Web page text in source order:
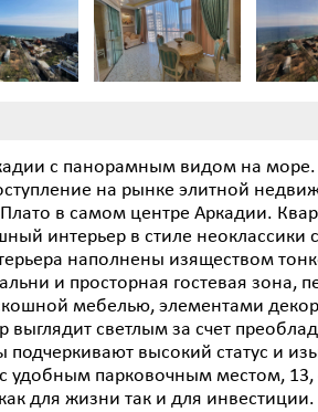
с панорамным видом на
на рынке элитной
в самом центре Аркадии.
интерьер в стиле неоклассики
наполнены изяществом
и просторная гостевая зона,
мебелью, элементами
выглядит светлым за счет
подчеркивают высокий статус и
удобным парковочным местом, 13,
для жизни так и для